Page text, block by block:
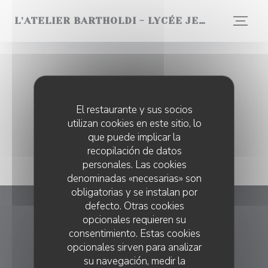
El restaurante y sus socios
utilizan cookies en este sitio, lo
que puede implicar la
recopilación de datos
personales. Las cookies
denominadas «necesarias» son
obligatorias y se instalan por
defecto. Otras cookies
opcionales requieren su
consentimiento. Estas cookies
opcionales sirven para analizar
su navegación, medir la
L'ATELIER BARTHOLDI - LYCÉE JEAN DROUANT
L'Atelier Bartholdi - Lycée Jean
Drouant
20, rue Médéric 75017 Paris